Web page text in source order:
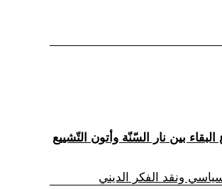
ونقد الفكر الديني